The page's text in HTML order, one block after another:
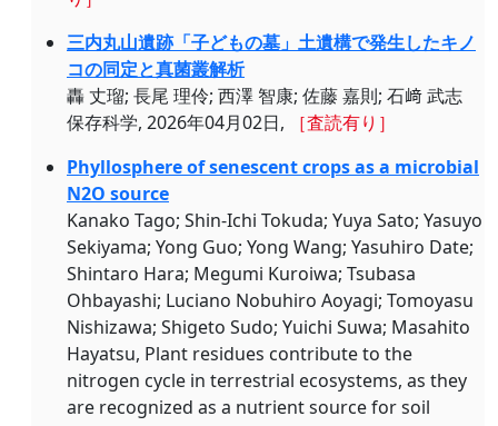
三内丸山遺跡「子どもの墓」土遺構で発生したキノ
コの同定と真菌叢解析
轟 丈瑠; 長尾 理伶; 西澤 智康; 佐藤 嘉則; 石﨑 武志
保存科学, 2026年04月02日,
［査読有り］
Phyllosphere of senescent crops as a microbial
N2O source
Kanako Tago; Shin-Ichi Tokuda; Yuya Sato; Yasuyo
Sekiyama; Yong Guo; Yong Wang; Yasuhiro Date;
Shintaro Hara; Megumi Kuroiwa; Tsubasa
Ohbayashi; Luciano Nobuhiro Aoyagi; Tomoyasu
Nishizawa; Shigeto Sudo; Yuichi Suwa; Masahito
Hayatsu, Plant residues contribute to the
nitrogen cycle in terrestrial ecosystems, as they
are recognized as a nutrient source for soil